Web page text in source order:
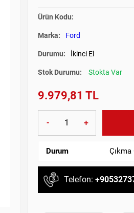
Ürün Kodu:
Marka: Ford
Durumu: İkinci El
Stok Durumu: Stokta Var
9.979,81 TL
- +
Durum
Telefon: